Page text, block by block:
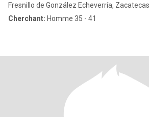
Fresnillo de González Echeverría,
Cherchant: Homme 35 - 41